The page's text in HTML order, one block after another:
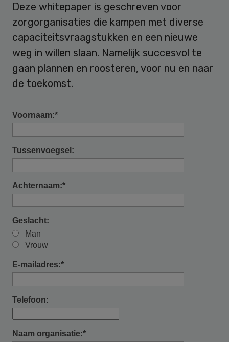
Deze whitepaper is geschreven voor
zorgorganisaties die kampen met diverse
capaciteitsvraagstukken en een nieuwe
weg in willen slaan. Namelijk succesvol te
gaan plannen en roosteren, voor nu en naar
de toekomst.